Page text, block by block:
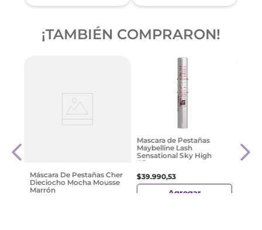
¡TAMBIÉN COMPRARON!
Máscara De Pestañas Cher
Dieciocho Mocha Mousse
Marrón
Mascara de Pestañas
Maybelline Lash
Sensational Sky High
Glitter
$39.990,53
Agregar